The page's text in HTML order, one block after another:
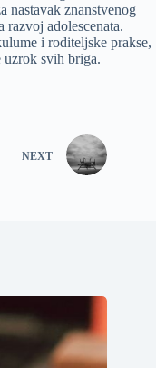
nastavak znanstvenog
adolescenata.
i roditeljske prakse,
uzrok svih briga.
NEXT